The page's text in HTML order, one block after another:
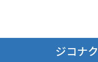
ジコナ